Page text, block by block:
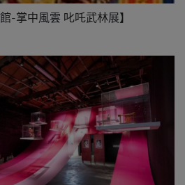
-掌中風雲 叱吒武林展】